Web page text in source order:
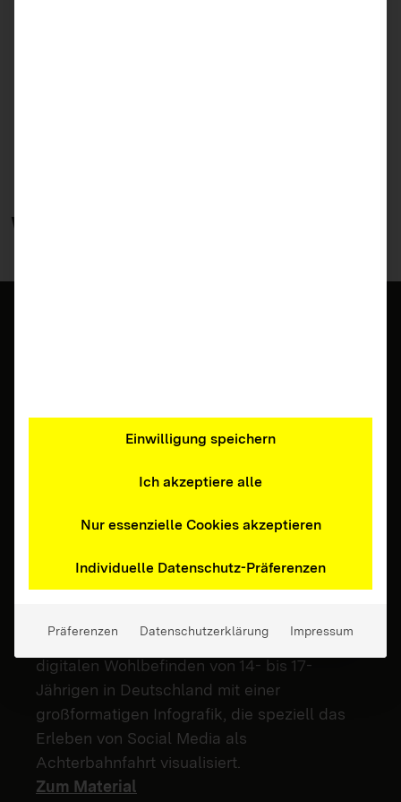
Weitere
Eltern, Erziehende, Fachkräfte, Jugendliche,
Faltplakat: JIMplus Studie 2026 –
Das Faltplakat zur JIMplus-Studie 2026
wichtigsten Studienergebnissen zum
digitalen Wohlbefinden von 14- bis 17-
Jährigen in Deutschland mit einer
großformatigen Infografik, die speziell das
Erleben von Social Media als
Achterbahnfahrt visualisiert.
Zum Material
Einwilligung speichern
Ich akzeptiere alle
Nur essenzielle Cookies akzeptieren
Individuelle Datenschutz-Präferenzen
Präferenzen Datenschutzerklärung Impressum